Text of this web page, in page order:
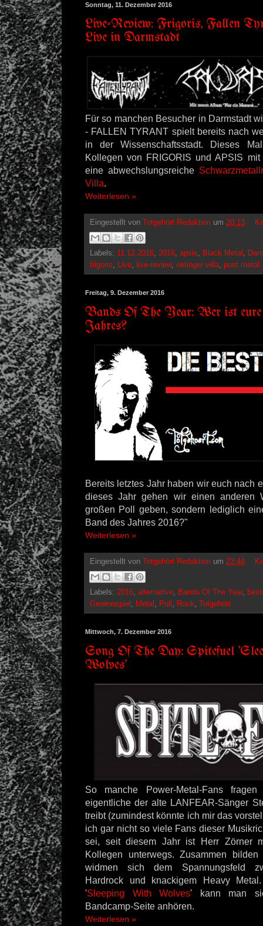
Sonntag, 11. Dezember 2016
Live-Review: Frigoris, Fallen
Live in Darmstadt
Für so manchen Besucher in Darmstadt
- FALLEN TYRANT spielt bereits nach
in der Wissenschaftsstadt. Dieses
Kollegen von FRIGORIS und APSIS
eine abwechslungsreiche
Villa.
Weiterlesen »
Eingestellt von Totgehört Redaktion um 20:13
Labels: 11.12.2016, 2016, apsis, Black Metal ,
frigoris, Live, live-review, oetinger villa, post metal
Freitag, 9. Dezember 2016
Bands Of The Year: Wer ist
Jahres?
Bereits letztes Jahr haben wir euch nach
dieses Jahr gehen wir einen anderen
großen Poll geben, sondern lediglich
Band des Jahres 2016?"
Weiterlesen »
Eingestellt von Totgehört Redaktion um 23:44
Labels: 2016, alternative, Bands Of The Year,
Gewinnspiel , Metal , Poll , Rock, Totgehört
Mittwoch, 7. Dezember 2016
Song Of The Day: Spitefuel
Wolves'
So manche Power-Metal-Fans
eigentliche der alte LANFEAR-Sänger
treibt (zumindest könnte ich mir das
ich gar nicht so viele Fans dieser
sei, seit diesem Jahr ist Herr Zörner
Kollegen unterwegs. Zusammen
widmen sich dem Spannungsfeld
Hardrock und knackigem Heavy
'Sleeping With Wolves' kann man
Bandcamp-Seite anhören.
Weiterlesen »